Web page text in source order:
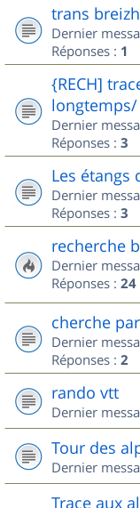
trans breizh
Dernier
Réponses : 1
{RECH]
Dernier
Réponses : 3
Les étangs
Dernier
Réponses : 3
recherche
Dernier
Réponses : 24
cherche
Dernier
Réponses : 2
rando vtt
Dernier
Tour des
Dernier
Trace aux